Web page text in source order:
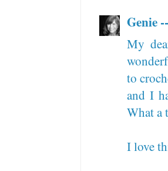
Genie
My
to
and I
What a
I love